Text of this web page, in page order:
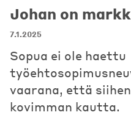
Johan on
7.1.2025
Sopua ei ole haettu
vaarana, että
kovimman kautta.